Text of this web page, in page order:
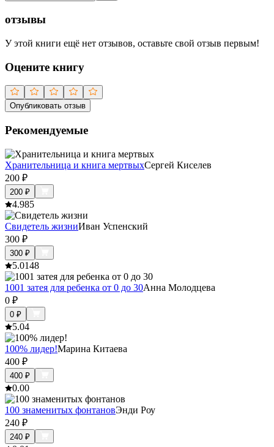
отзывы
У этой книги ещё нет отзывов, оставьте свой отзыв первым!
Оцените книгу
Опубликовать отзыв
Рекомендуемые
Хранительница и книга мертвыхСергей Киселев
200 ₽
200 ₽
4.985
Свидетель жизниИван Успенский
300 ₽
300 ₽
5.0148
1001 затея для ребенка от 0 до 30Анна Молодцева
0 ₽
0 ₽
5.04
100% лидер!Марина Китаева
400 ₽
400 ₽
0.00
100 знаменитых фонтановЭнди Роу
240 ₽
240 ₽